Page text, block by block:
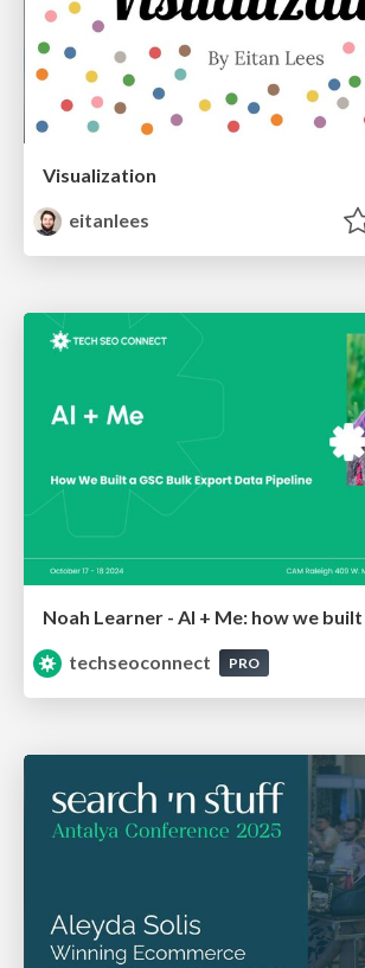
Visualization
eitanlees
techseoconnect
PRO